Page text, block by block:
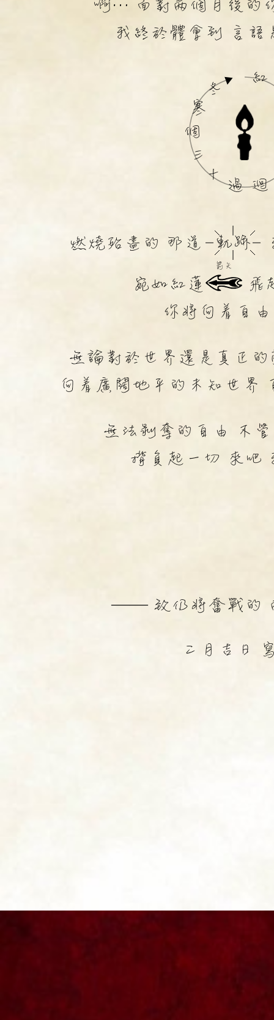
啊… 面對兩個月後的
我終於體會到 言
紅
迴
過
十
三
個
寒
冬
燃燒殆盡的 那道 軌跡
宛如紅蓮
箭矢
飛
你將向着自
無論對於世界還是真正
向着廣闊地平的未知世界
無法剝奪的自由 不
揹負起一切 來吧
—— 致仍將奮戰的
二月吉日